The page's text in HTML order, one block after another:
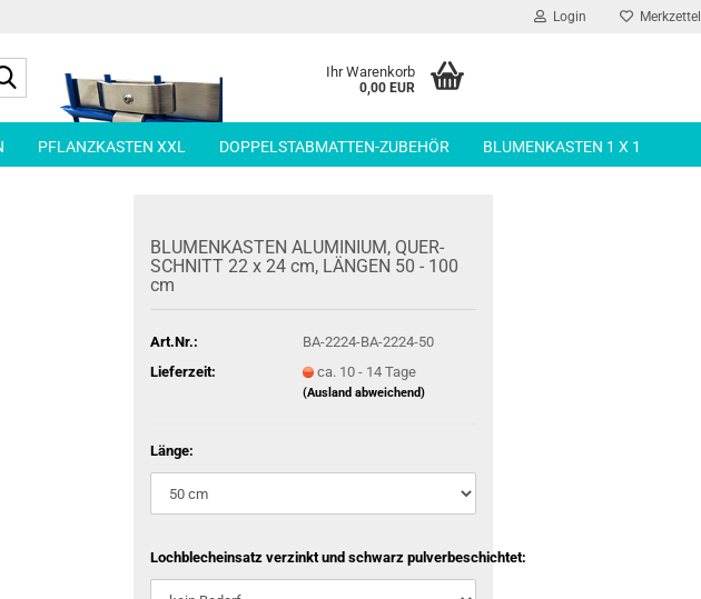
Login Merkzettel
Ihr Warenkorb
0,00 EUR
PFLANZKASTEN XXL DOPPELSTABMATTEN-ZUBEHÖR BLUMENKASTEN 1 X 1
BLU­MEN­KAS­TEN ALU­MI­NI­UM, QUER­
SCHNITT 22 x 24 cm, LÄN­GEN 50 - 100
cm
Art.Nr.:
BA-2224-BA-2224-50
Lieferzeit:
ca. 10 - 14 Tage
(Ausland abweichend)
Länge:
Lochblecheinsatz verzinkt und schwarz pulverbeschichtet: